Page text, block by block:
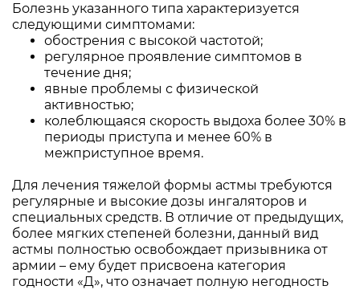
Болезнь указанного типа характеризуется
следующими симптомами:
обострения с высокой частотой;
регулярное проявление симптомов в
течение дня;
явные проблемы с физической
активностью;
колеблющаяся скорость выдоха более 30% в
периоды приступа и менее 60% в
межприступное время.
Для лечения тяжелой формы астмы требуются
регулярные и высокие дозы ингаляторов и
специальных средств. В отличие от предыдущих,
более мягких степеней болезни, данный вид
астмы полностью освобождает призывника от
армии – ему будет присвоена категория
годности «Д», что означает полную негодность